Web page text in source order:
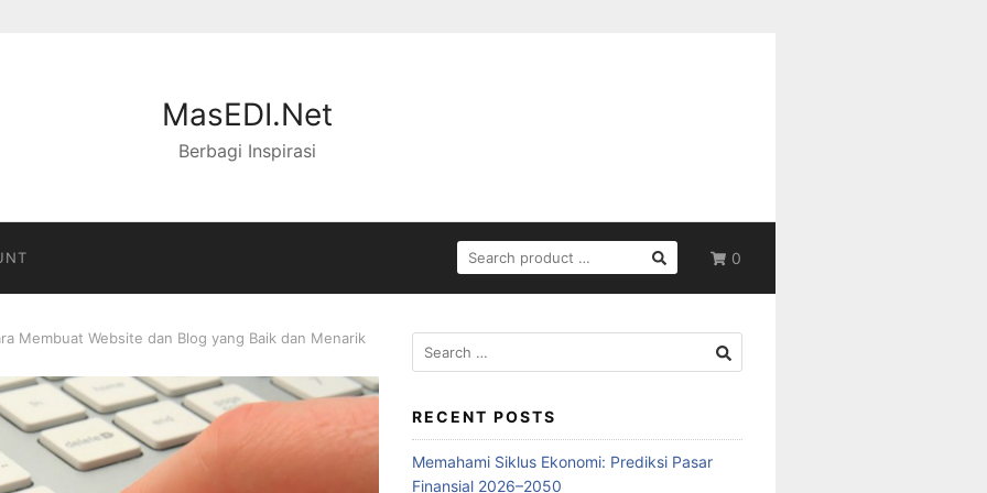
MasEDI.Net
Berbagi Inspirasi
0
SEARCH
FOR:
Membuat Website dan Blog yang Baik dan Menarik
Search
for:
RECENT POSTS
Memahami Siklus Ekonomi: Prediksi Pasar
Finansial 2026–2050